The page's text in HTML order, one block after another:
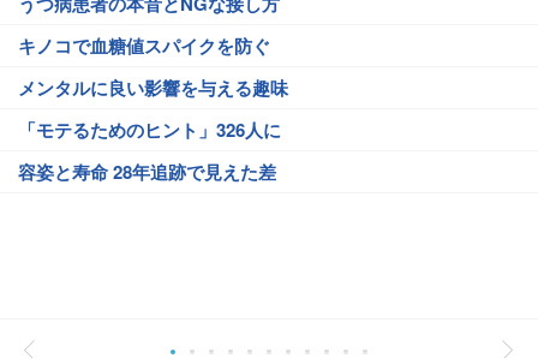
キノコで血糖値スパイクを防ぐ
メンタルに良い影響を与える趣味
「モテるためのヒント」326人に
容姿と寿命 28年追跡で見えた差